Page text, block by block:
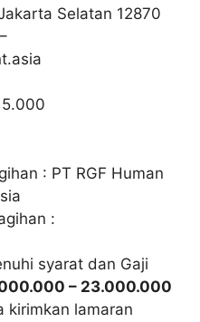
Selatan 12870
: PT RGF Human
:
syarat dan Gaji
– 23.000.000
kirimkan lamaran